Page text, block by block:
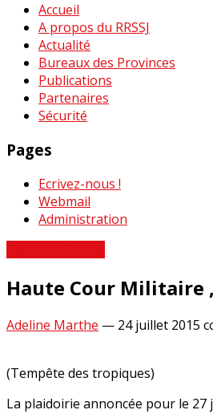
Accueil
A propos du RRSSJ
Actualité
Bureaux des Provinces
Publications
Partenaires
Sécurité
Pages
Ecrivez-nous !
Webmail
Administration
Haute Cour Militaire
Adeline Marthe — 24 juillet 2015
(Tempête des tropiques)
La plaidoirie annoncée pour le